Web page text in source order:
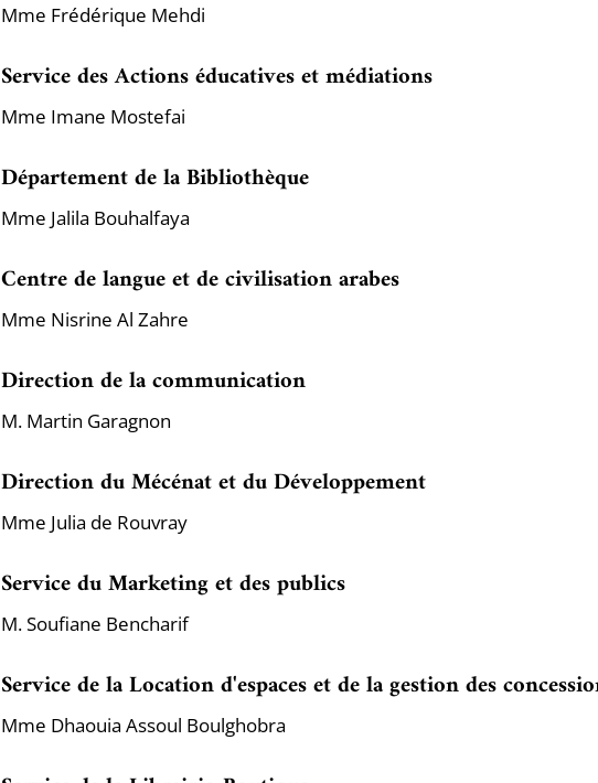
Mme Frédérique Mehdi
Service des Actions éducatives et médiations
Mme Imane Mostefai
Département de la Bibliothèque
Mme Jalila Bouhalfaya
Centre de langue et de civilisation arabes
Mme Nisrine Al Zahre
Direction de la communication
M. Martin Garagnon
Direction du Mécénat et du Développement
Mme Julia de Rouvray
Service du Marketing et des publics
M. Soufiane Bencharif
Service de la Location d'espaces et de la gestion des
Mme Dhaouia Assoul Boulghobra